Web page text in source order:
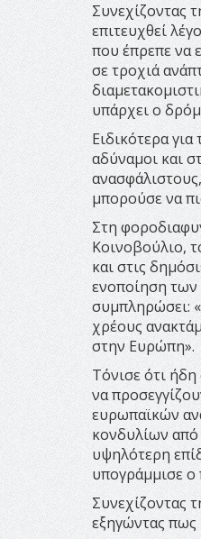
Συνεχίζοντας
επιτευχθεί
που έπρεπε να
σε τροχιά
υπάρχει ο
Ειδικότερα
αδύναμοι και
μπορούσε να
Στη
Κοινοβούλιο,
και στις
ενοποίηση των
συμπληρώσει:
χρέους
στην Ευρώπη».
Τόνισε ότι
να
ευρωπαϊκών
κονδυλίων από
υψηλότερη
υπογράμμισε
Συνεχίζοντας
εξηγώντας πως